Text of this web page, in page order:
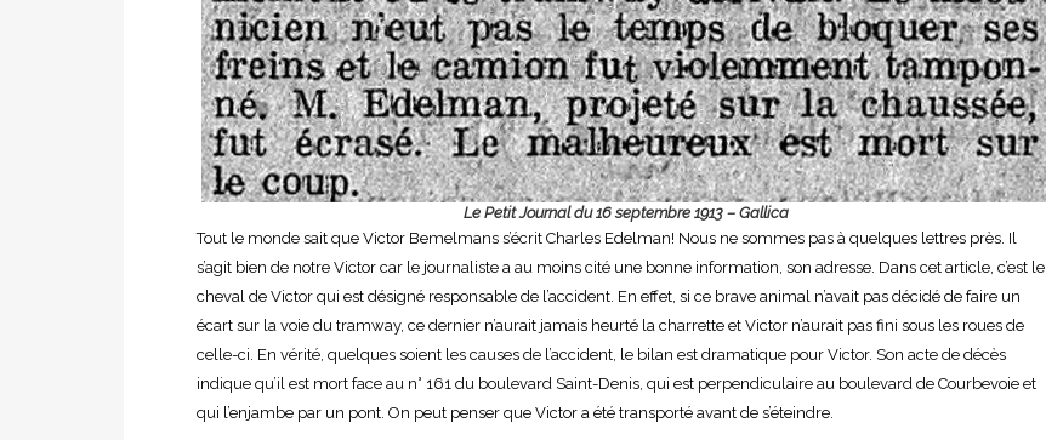
Le Petit Journal du 16 septembre 1913 – Gallica
Tout le monde sait que Victor Bemelmans s’écrit Charles Edelman! Nous ne sommes pas à quelques lettres près. Il
s’agit bien de notre Victor car le journaliste a au moins cité une bonne information, son adresse. Dans cet article, c’est le
cheval de Victor qui est désigné responsable de l’accident. En effet, si ce brave animal n’avait pas décidé de faire un
écart sur la voie du tramway, ce dernier n’aurait jamais heurté la charrette et Victor n’aurait pas fini sous les roues de
celle-ci. En vérité, quelques soient les causes de l’accident, le bilan est dramatique pour Victor. Son acte de décès
indique qu’il est mort face au n° 161 du boulevard Saint-Denis, qui est perpendiculaire au boulevard de Courbevoie et
qui l’enjambe par un pont. On peut penser que Victor a été transporté avant de s’éteindre.